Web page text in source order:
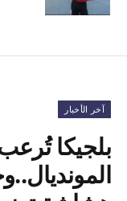
آخر الأخبار
بلجيكا